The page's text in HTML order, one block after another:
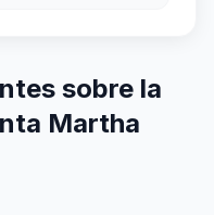
sobre la
Martha